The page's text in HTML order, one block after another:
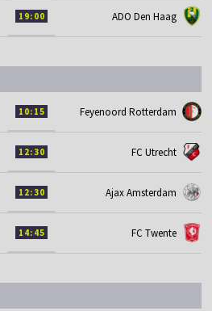
19:00 ADO Den Haag
10:15 Feyenoord Rotterdam
12:30 FC Utrecht
12:30 Ajax Amsterdam
14:45 FC Twente